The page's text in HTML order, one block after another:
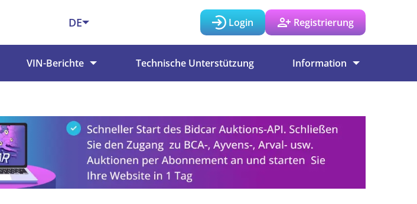
DE Login Registrierung
VIN-Berichte Technische Unterstützung Information